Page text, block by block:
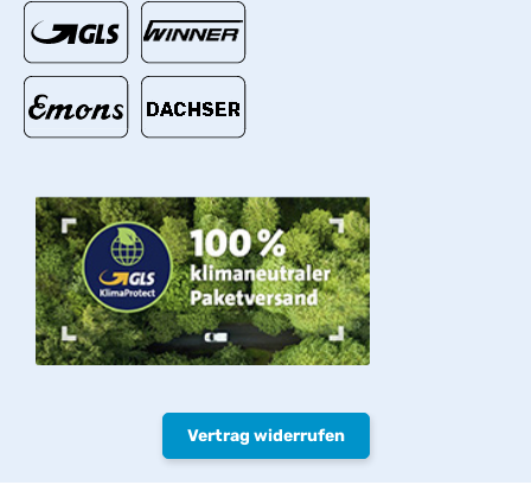
Vertrag widerrufen